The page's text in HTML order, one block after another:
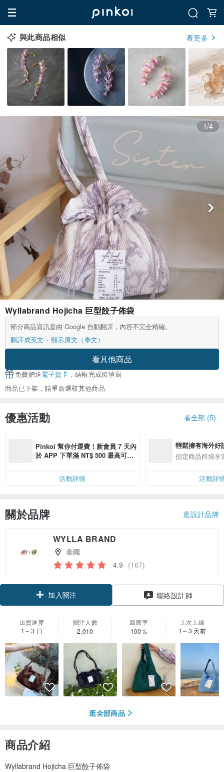
與此商品相似 看更多
1/4
Wyllabrand Hojicha 巨型餃子佈袋
部分商品資訊是由 Google 自動翻譯，內容不完全精確。
翻譯成英文
顯示原文（泰文）
看其他商品
免費贈送電子賀卡 ，結帳完成後填寫
商品已下架，請重新選取其他商品
優惠活動 看全部 (5)
Pinkoi 幫你付運費！新會員 7 天內
於 APP 下單滿 NT$ 500 最高可折
活動詳情
輕鬆擁有海外好
指定商品跨境享
活動詳
關於品牌 逛設計品牌
WYLLA BRAND
泰國
4.9 (167)
加入關注 聯絡設計師
出貨速度
1～3 日
關注人數
2,010
回應率
100%
上次上線
1～3 天前
逛全部商品
商品介紹
Wyllabrand Hojicha 巨型餃子佈袋